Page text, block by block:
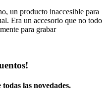
un producto inaccesible para
Era un accesorio que no todo
para grabar
las novedades.